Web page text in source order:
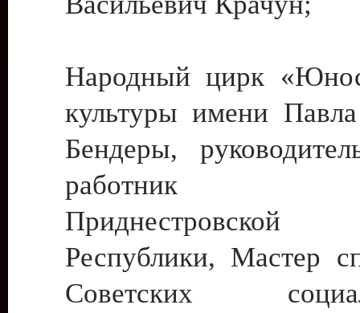
Народный цирк
культуры имени
Бендеры,
работник
Приднестровской
Республики, Мастер
Советских